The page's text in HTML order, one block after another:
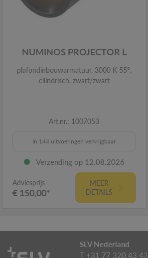
NUMINOS PROJECTOR L
plafondinbouwarmatuur, 3000 K 55°,
cilindrisch, zwart/zwart
Art.nr.: 1007053
In 144 uitvoeringen verkrijgbaar
Verzending op 12.08.2026
Adviesprijs
€ 150,00*
MEER
DETAILS
SLV Nederland
T +31 77 320 43 43